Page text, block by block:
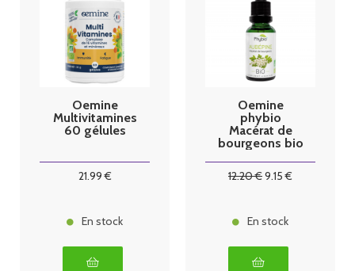
Oemine
Multivitamines
60 gélules
21.99€
En stock
Oemine
phybio
Macérat de
bourgeons bio
12.20€9.15 €
En stock